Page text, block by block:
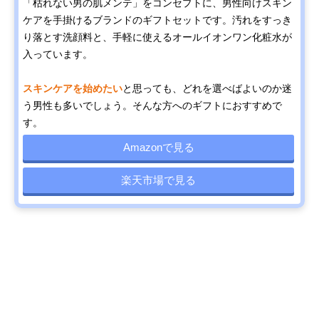
「枯れない男の肌メンテ」をコンセプトに、男性向けスキン
ケアを手掛けるブランドのギフトセットです。汚れをすっき
り落とす洗顔料と、手軽に使えるオールイオンワン化粧水が
入っています。
スキンケアを始めたいと思っても、どれを選べばよいのか迷
う男性も多いでしょう。そんな方へのギフトにおすすめで
す。
Amazonで見る
楽天市場で見る